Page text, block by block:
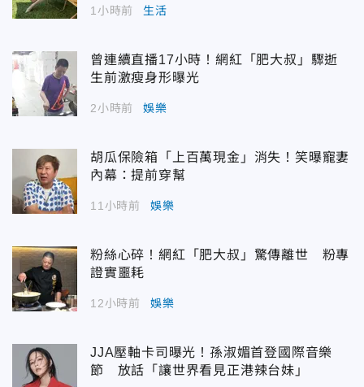
1小時前 生活
曾連續直播17小時！網紅「肥大叔」驟逝
生前激瘦身形曝光
2小時前 娛樂
胡瓜保險箱「上百萬現金」消失！笑曝寵妻
內幕：提前穿幫
11小時前 娛樂
粉絲心碎！網紅「肥大叔」驚傳離世 粉專
證實噩耗
12小時前 娛樂
JJA壓軸卡司曝光！孫淑媚首登國際音樂
節 放話「讓世界看見正港辣台妹」